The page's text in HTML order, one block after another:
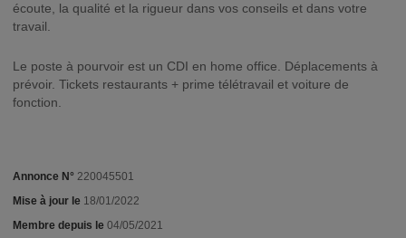
écoute, la qualité et la rigueur dans vos conseils et dans votre
travail.
Le poste à pourvoir est un CDI en home office. Déplacements à
prévoir. Tickets restaurants + prime télétravail et voiture de
fonction.
Annonce N° 220045501
Mise à jour le 18/01/2022
Membre depuis le 04/05/2021